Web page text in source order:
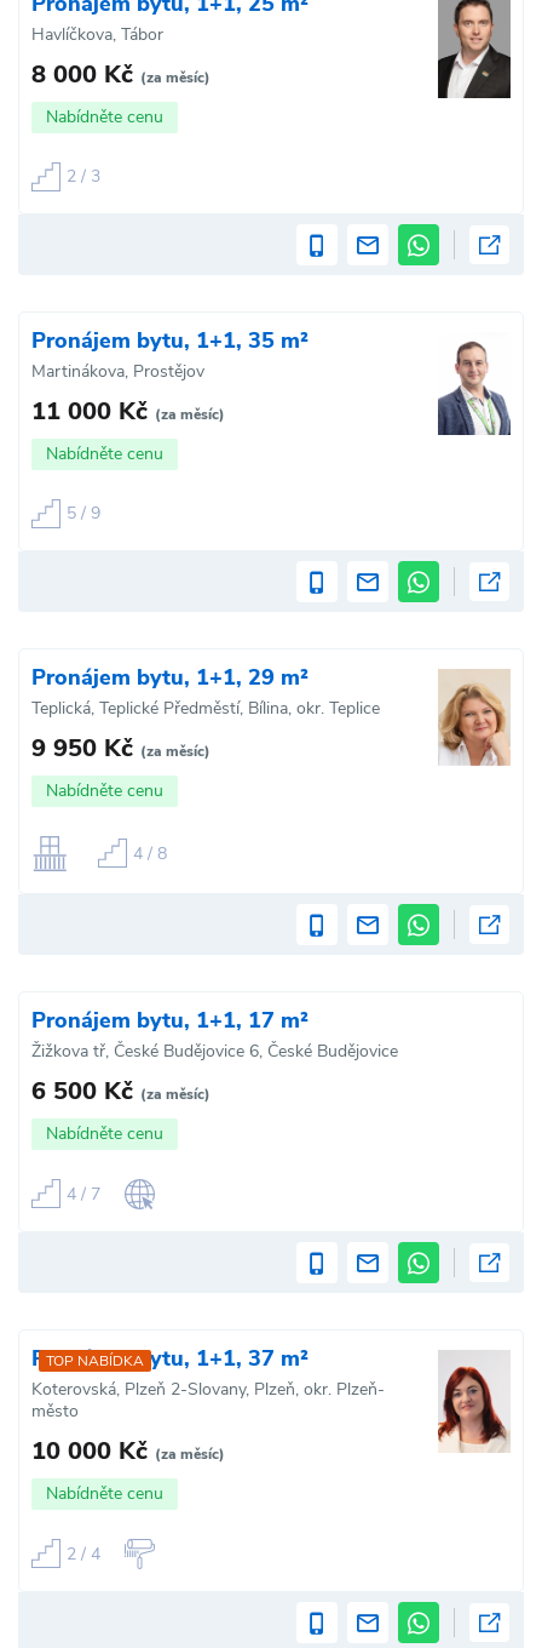
Havlíčkova, Tábor
8 000 Kč (za měsíc)
Nabídněte cenu
2 / 3
Pronájem bytu, 1+1, 35 m²
Martinákova, Prostějov
11 000 Kč (za měsíc)
Nabídněte cenu
5 / 9
Pronájem bytu, 1+1, 29 m²
Teplická, Teplické Předměstí, Bílina, okr. Teplice
9 950 Kč (za měsíc)
Nabídněte cenu
4 / 8
Pronájem bytu, 1+1, 17 m²
Žižkova tř, České Budějovice 6, České Budějovice
6 500 Kč (za měsíc)
Nabídněte cenu
4 / 7
TOP NABÍDKA
Pronájem bytu, 1+1, 37 m²
Koterovská, Plzeň 2-Slovany, Plzeň, okr. Plzeň-
město
10 000 Kč (za měsíc)
Nabídněte cenu
2 / 4